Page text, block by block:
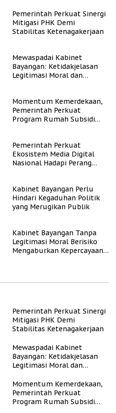
Pemerintah Perkuat Sinergi
Mitigasi PHK Demi
Stabilitas Ketenagakerjaan
Mewaspadai Kabinet
Bayangan: Ketidakjelasan
Legitimasi Moral dan
Momentum Kemerdekaan,
Pemerintah Perkuat
Program Rumah Subsidi
Pemerintah Perkuat
Ekosistem Media Digital
Nasional Hadapi Perang
Kabinet Bayangan Perlu
Hindari Kegaduhan Politik
yang Merugikan Publik
Kabinet Bayangan Tanpa
Legitimasi Moral Berisiko
Mengaburkan Kepercayaan
Pemerintah Perkuat Sinergi
Mitigasi PHK Demi
Stabilitas Ketenagakerjaan
Mewaspadai Kabinet
Bayangan: Ketidakjelasan
Legitimasi Moral dan
Momentum Kemerdekaan,
Pemerintah Perkuat
Program Rumah Subsidi